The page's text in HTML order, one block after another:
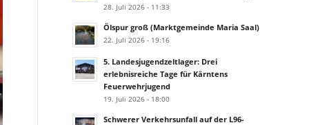
28. Juli 2026 - 11:33
Ölspur groß (Marktgemeinde Maria Saal)
22. Juli 2026 - 19:16
5. Landesjugendzeltlager: Drei
erlebnisreiche Tage für Kärntens
Feuerwehrjugend
19. Juli 2026 - 18:00
Schwerer Verkehrsunfall auf der L96-